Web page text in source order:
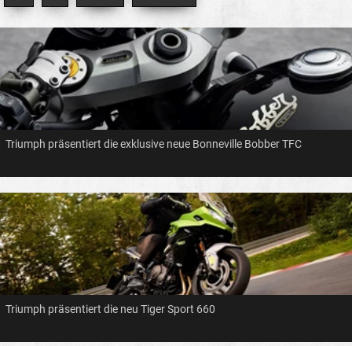
Triumph präsentiert die exklusive neue Bonneville Bobber TFC
Triumph präsentiert die neu Tiger Sport 660